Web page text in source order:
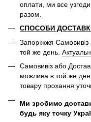
оплати, ми все
разом.
СПОСОБИ
Запоріжжя
той же день.
Самовивіз або
можлива в той же
товару прохання
Ми зробимо
будь яку точку